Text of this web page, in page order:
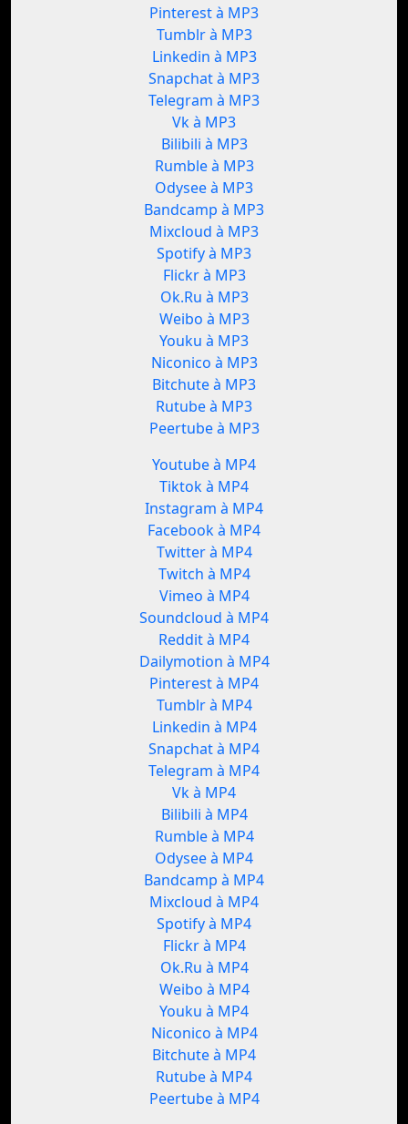
Pinterest à MP3
Tumblr à MP3
Linkedin à MP3
Snapchat à MP3
Telegram à MP3
Vk à MP3
Bilibili à MP3
Rumble à MP3
Odysee à MP3
Bandcamp à MP3
Mixcloud à MP3
Spotify à MP3
Flickr à MP3
Ok.Ru à MP3
Weibo à MP3
Youku à MP3
Niconico à MP3
Bitchute à MP3
Rutube à MP3
Peertube à MP3
Youtube à MP4
Tiktok à MP4
Instagram à MP4
Facebook à MP4
Twitter à MP4
Twitch à MP4
Vimeo à MP4
Soundcloud à MP4
Reddit à MP4
Dailymotion à MP4
Pinterest à MP4
Tumblr à MP4
Linkedin à MP4
Snapchat à MP4
Telegram à MP4
Vk à MP4
Bilibili à MP4
Rumble à MP4
Odysee à MP4
Bandcamp à MP4
Mixcloud à MP4
Spotify à MP4
Flickr à MP4
Ok.Ru à MP4
Weibo à MP4
Youku à MP4
Niconico à MP4
Bitchute à MP4
Rutube à MP4
Peertube à MP4